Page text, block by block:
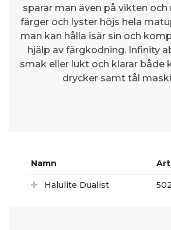
sparar man även på vikten och
färger och lyster höjs hela
man kan hålla isär sin och
hjälp av färgkodning. Infinity
smak eller lukt och klarar både
drycker samt tål
Namn
Halulite Dualist